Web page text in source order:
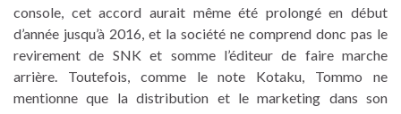
console, cet accord aurait même été prolongé en début
d’année jusqu’à 2016, et la société ne comprend donc pas le
revirement de SNK et somme l’éditeur de faire marche
arrière. Toutefois, comme le note Kotaku, Tommo ne
mentionne que la distribution et le marketing dans son